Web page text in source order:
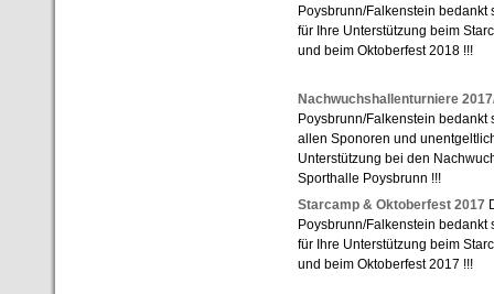
Poysbrunn/Falkenstein
für Ihre Unterstützung beim
und beim Oktoberfest 2018 !!!
Nachwuchshallenturniere
Poysbrunn/Falkenstein bedankt
allen Sponoren und
Unterstützung bei den
Sporthalle Poysbrunn !!!
Starcamp & Oktoberfest 2017
Poysbrunn/Falkenstein
für Ihre Unterstützung beim
und beim Oktoberfest 2017 !!!